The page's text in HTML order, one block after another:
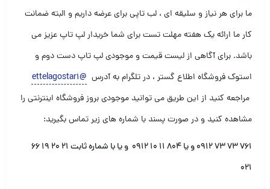
ما برای هر نیاز و سلیقه ای ، لب تاپی برای عرضه داریم و البته ضمانت
کار ما ارائه یک هفته مهلت تست برای شما خریدار لپ تاپ عزیز می
باشد. برای آگاهی از لیست قیمت و موجودی لپ تاپ دست دوم و
استوک فروشگاه اطلاع گستر ، در تلگرام به آدرس @ettelagostar1
مراجعه کنید از این طریق می توانید موجودی بروز فروشگاه اینترنتی را
مشاهده کنید و در صورت پسند با شماره های زیر تماس بگیرید:
۷۶۱ ۷۳ ۷۳ ۰۹۱۲ و یا ۸۰۴ ۱۱ ۱۰ ۰۹۱۲ و یا با شماره ثابت ۲۱ ۲۰ ۱۹ ۶۶
۰۲۱